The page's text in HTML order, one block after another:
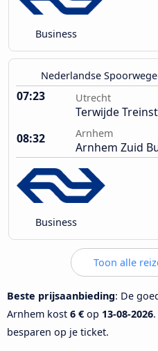
Business
Nederlandse
07:23 Utrecht
Terwijde
08:32
Arnhem
Arnhem Zuid
Business
Toon alle
Beste prijsaanbieding: De
Arnhem kost 6 € op 13-08-2026
besparen op je ticket.